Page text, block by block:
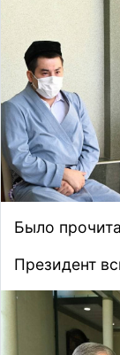
Было
Президент